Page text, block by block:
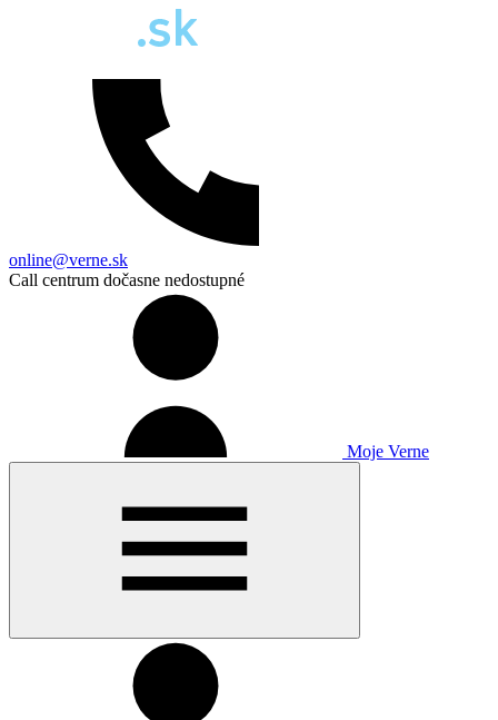
online@verne.sk
Call centrum dočasne nedostupné
Moje Verne